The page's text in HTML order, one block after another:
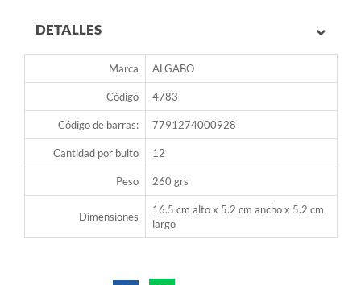
DETALLES
Marca ALGABO
Código 4783
Código de barras: 7791274000928
Cantidad por bulto 12
Peso 260 grs
Dimensiones
16.5 cm alto x 5.2 cm ancho x 5.2 cm
largo